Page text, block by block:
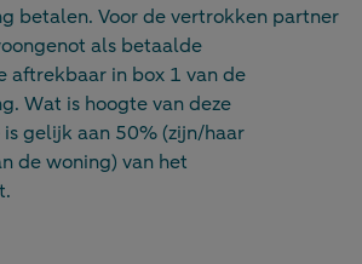
betalen. Voor de vertrokken partner
als betaalde
aftrekbaar in box 1 van de
Wat is hoogte van deze
gelijk aan 50% (zijn/haar
de woning) van het